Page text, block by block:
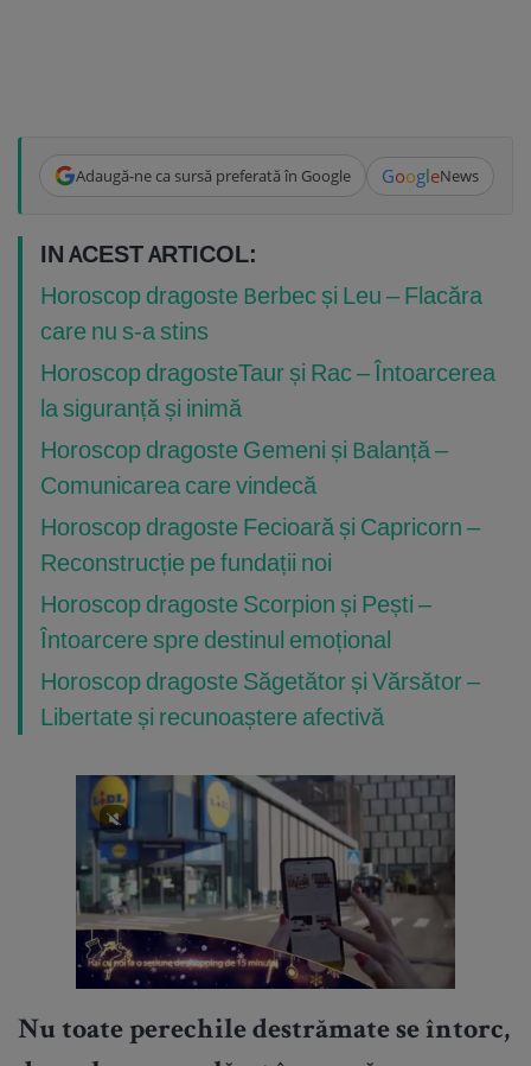
Adaugă-ne ca sursă preferată în Google GoogleNews
IN ACEST ARTICOL:
Horoscop dragoste Berbec și Leu – Flacăra
care nu s-a stins
Horoscop dragosteTaur și Rac – Întoarcerea
la siguranță și inimă
Horoscop dragoste Gemeni și Balanță –
Comunicarea care vindecă
Horoscop dragoste Fecioară și Capricorn –
Reconstrucție pe fundații noi
Horoscop dragoste Scorpion și Pești –
Întoarcere spre destinul emoțional
Horoscop dragoste Săgetător și Vărsător –
Libertate și recunoaștere afectivă
Nu toate perechile destrămate se întorc,